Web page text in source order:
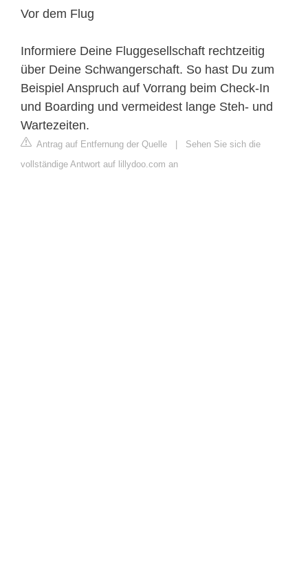
Vor dem Flug
Informiere Deine Fluggesellschaft rechtzeitig
über Deine Schwangerschaft. So hast Du zum
Beispiel Anspruch auf Vorrang beim Check-In
und Boarding und vermeidest lange Steh- und
Wartezeiten.
Antrag auf Entfernung der Quelle | Sehen Sie sich die
vollständige Antwort auf lillydoo.com an